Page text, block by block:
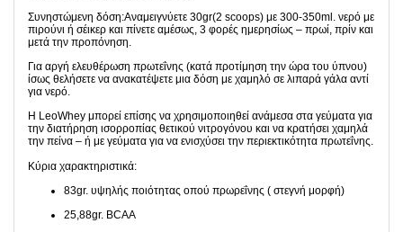
Συνηστώμενη δόση:Αναμειγνύετε 30gr(2 scoops) με 300-350ml. νερό με
πιρούνι ή σέικερ και πίνετε αμέσως, 3 φορές ημερησίως – πρωί, πρίν και
μετά την προπόνηση.
Για αργή ελευθέρωση πρωτεΐνης (κατά προτίμηση την ώρα του ύπνου)
ίσως θελήσετε να ανακατέψετε μια δόση με χαμηλό σε λιπαρά γάλα αντί
για νερό.
Η LeoWhey μπορεί επίσης να χρησιμοποιηθεί ανάμεσα στα γεύματα για
την διατήρηση ισορροπίας θετικού νιτρογόνου και να κρατήσει χαμηλά
την πείνα – ή με γεύματα για να ενισχύσει την περιεκτικότητα πρωτεΐνης.
Κύρια χαρακτηριστικά:
83gr. υψηλής ποιότητας οπού πρωρεΐνης ( στεγνή μορφή)
25,88gr. BCAA